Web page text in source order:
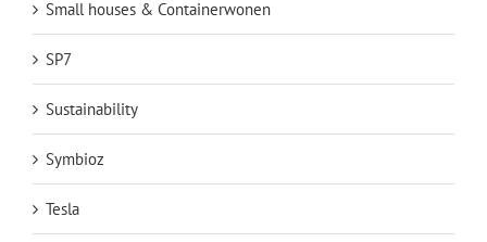
Small houses & Containerwonen
SP7
Sustainability
Symbioz
Tesla